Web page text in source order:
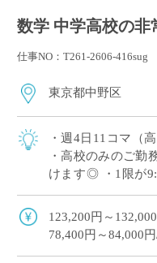
数学 中学高校の非
仕事NO：T261-2606-416sug
東京都中野区
・週4日11コマ（
・高校のみのご勤
けます◎ ・1限が
限以外は時間割の
123,200円～
78,400円～84,000